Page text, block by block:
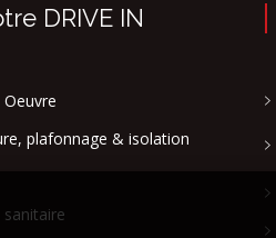
DRIVE IN
plafonnage & isolation
sanitaire